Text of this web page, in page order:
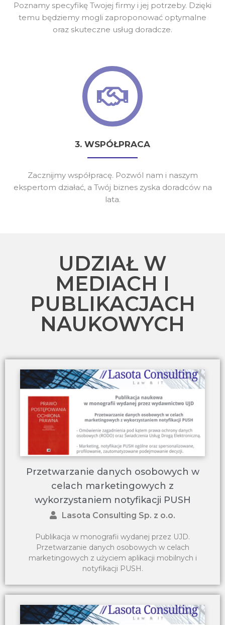
Poznamy specyfikę Twojej firmy i jej potrzeby. Dzięki
temu będziemy mogli zaproponować optymalne
oraz skuteczne usług doradcze.
3. WSPÓŁPRACA
Zacznijmy współpracę. Pozwól nam i naszym
ekspertom działać, a Twój biznes zyska doradców na
lata.
UDZIAŁ W
MEDIACH I
PUBLIKACJACH
NAUKOWYCH
Przetwarzanie danych osobowych w
celach marketingowych z
wykorzystaniem notyfikacji PUSH
Lasota Consulting Sp. z o.o.
Publikacja w monografii wydanej przez UJD.
Przetwarzanie danych osobowych w celach
marketingowych z użyciem aplikacji mobilnych i
notyfikacji PUSH.